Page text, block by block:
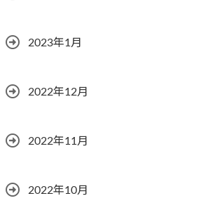
2023年1月
2022年12月
2022年11月
2022年10月